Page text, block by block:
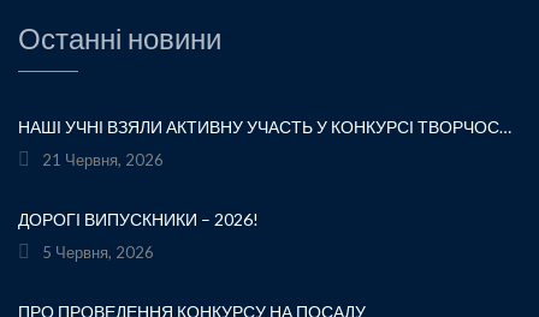
Останні новини
НАШІ УЧНІ ВЗЯЛИ АКТИВНУ УЧАСТЬ У КОНКУРСІ ТВОРЧОСТІ ЛЕСІ УКРАЇНКИ «ХТО ЛЮБИТЬ УКРАЇНСЬКЕ СЛОВО» ТА БУЛИ ВІДЗНАЧЕНІ ПОДЯКАМИ ЗА СВОЮ СТАРАННІСТЬ, ТВОРЧІСТЬ І ЛЮБОВ ДО РІДНОГО СЛОВА.УРОЧИСТЕ ВРУЧЕННЯ НАГОРОД ВІДБУЛОСЯ ПІД ЧАС ФЕСТИВАЛЮ «УКРАЇНКА FEST» НА МАЛЬОВНИЧОМУ БЕРЕЗІ ЯВОРІВСЬКОГО МОРЯ. ЦЕ БУЛА ЧУДОВА НАГОДА ЩЕ РАЗ ДОТОРКНУТИСЯ ДО ТВОРЧОЇ СПАДЩИНИ ВЕЛИКОЇ УКРАЇНСЬКОЇ ПОЕТЕСИ, ВІДЧУТИ СИЛУ УКРАЇНСЬКОГО СЛОВА ТА ГОРДІСТЬ ЗА НАШИХ ТАЛАНОВИТИХ ДІТЕЙ.ВІТАЄМО УЧАСНИКІВ І БАЖАЄМО ЇМ НОВИХ ТВОРЧИХ ЗВЕРШЕНЬ!«НІ! Я ЖИВА! Я БУДУ ВІЧНО ЖИТИ! Я В СЕРЦІ МАЮ ТЕ, ЩО НЕ ВМИРАЄ». — ЛЕСЯ УКРАЇНКА
21 Червня, 2026
ДОРОГІ ВИПУСКНИКИ – 2026!
5 Червня, 2026
ПРО ПРОВЕДЕННЯ КОНКУРСУ НА ПОСАДУ